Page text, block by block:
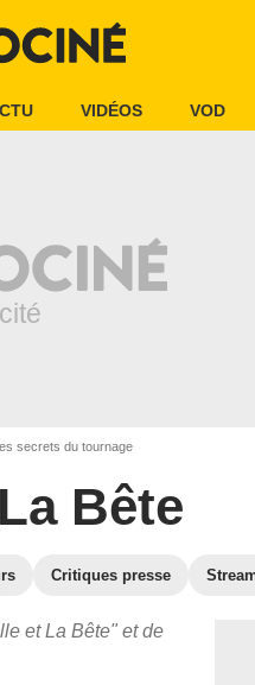
VIDÉOS VOD
secrets du tournage
Bête
Critiques presse
et La Bête" et de